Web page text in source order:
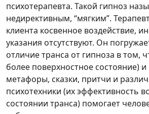
психотерапевта. Такой гипноз
недирективным, “мягким”.
клиента косвенное воздействие,
указания отсутствуют. Он
отличие транса от гипноза в том,
более поверхностное состояние) и
метафоры, сказки, притчи и
психотехники (их эффективность
состоянии транса) помогает